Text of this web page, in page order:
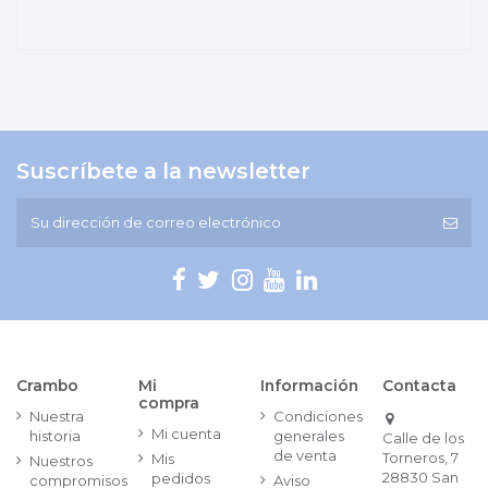
Suscríbete a la newsletter
Crambo
Nuestra
historia
Nuestros
compromisos
Mi
compra
Mi cuenta
Mis
pedidos
Información
Condiciones
generales
de venta
Aviso
Contacta
Calle de los
Torneros, 7
28830 San